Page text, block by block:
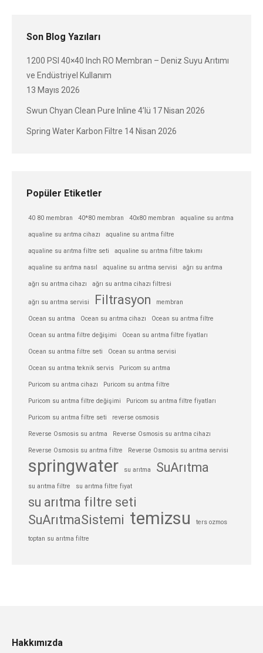
Son Blog Yazıları
1200 PSI 40×40 Inch RO Membran – Deniz Suyu Arıtımı
ve Endüstriyel Kullanım
13 Mayıs 2026
Swun Chyan Clean Pure Inline 4’lü 17 Nisan 2026
Spring Water Karbon Filtre 14 Nisan 2026
Popüler Etiketler
40 80 membran 40*80 membran 40x80 membran aqualine su arıtma
aqualine su arıtma cihazı aqualine su arıtma filtre
aqualine su arıtma filtre seti aqualine su arıtma filtre takımı
aqualine su arıtma nasıl aqualine su arıtma servisi ağrı su arıtma
ağrı su arıtma cihazı ağrı su arıtma cihazı filtresi
ağrı su arıtma servisi Filtrasyon membran
Ocean su arıtma Ocean su arıtma cihazı Ocean su arıtma filtre
Ocean su arıtma filtre değişimi Ocean su arıtma filtre fiyatları
Ocean su arıtma filtre seti Ocean su arıtma servisi
Ocean su arıtma teknik servis Puricom su arıtma
Puricom su arıtma cihazı Puricom su arıtma filtre
Puricom su arıtma filtre değişimi Puricom su arıtma filtre fiyatları
Puricom su arıtma filtre seti reverse osmosis
Reverse Osmosis su arıtma Reverse Osmosis su arıtma cihazı
Reverse Osmosis su arıtma filtre Reverse Osmosis su arıtma servisi
springwater su arıtma SuArıtma
su arıtma filtre su arıtma filtre fiyat
su arıtma filtre seti
SuArıtmaSistemi temizsu ters ozmos
toptan su arıtma filtre
Hakkımızda